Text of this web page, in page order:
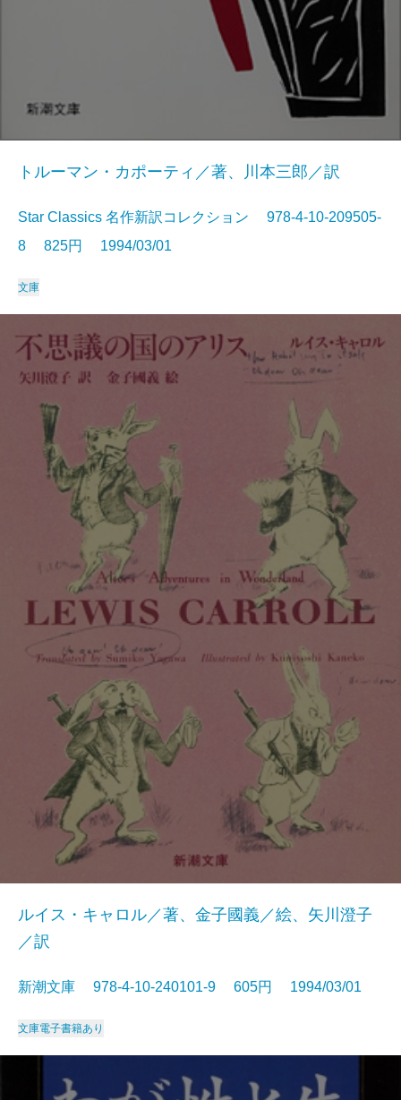
トルーマン・カポーティ／著、川本三郎／訳
Star Classics 名作新訳コレクション 978-4-10-209505-
8 825円 1994/03/01
文庫
ルイス・キャロル／著、金子國義／絵、矢川澄子
／訳
新潮文庫 978-4-10-240101-9 605円 1994/03/01
文庫電子書籍あり